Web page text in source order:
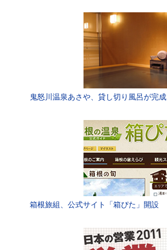
鬼怒川温泉あさや、貸し切り風呂が完成
箱根旅組、公式サイト「箱ぴた」開設